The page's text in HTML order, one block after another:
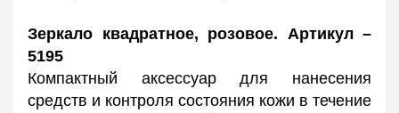
Зеркало квадратное, розовое. Артикул –
5195
Компактный аксессуар для нанесения
средств и контроля состояния кожи в течение